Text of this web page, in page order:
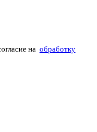
на обработку